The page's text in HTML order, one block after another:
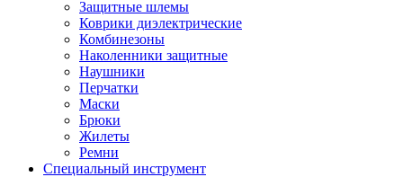
Защитные шлемы
Коврики диэлектрические
Комбинезоны
Наколенники защитные
Наушники
Перчатки
Маски
Брюки
Жилеты
Ремни
Специальный инструмент